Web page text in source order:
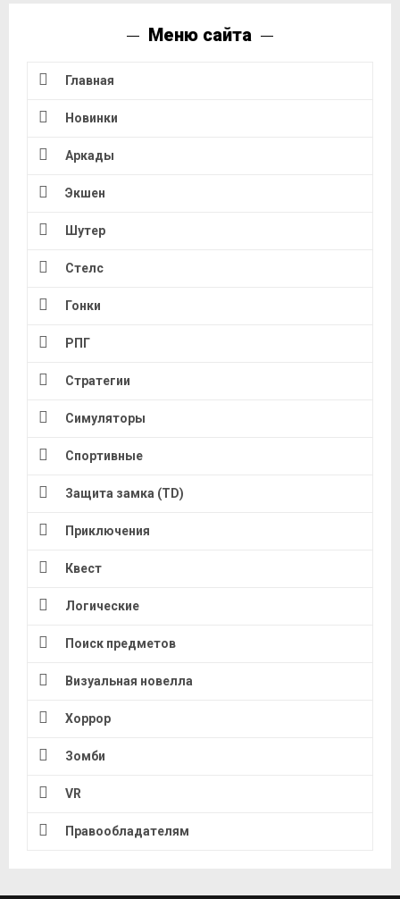
Меню сайта
Главная
Новинки
Аркады
Экшен
Шутер
Стелс
Гонки
РПГ
Стратегии
Симуляторы
Спортивные
Защита замка (TD)
Приключения
Квест
Логические
Поиск предметов
Визуальная новелла
Хоррор
Зомби
VR
Правообладателям